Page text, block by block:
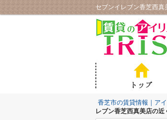
セブンイレブン香芝西
香芝市の賃貸情報｜ア
レブン香芝西真美店の近